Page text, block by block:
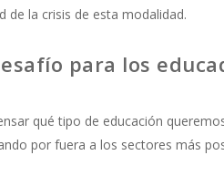
de la crisis de esta modalidad.
para los
qué tipo de educación
por fuera a los sectores más